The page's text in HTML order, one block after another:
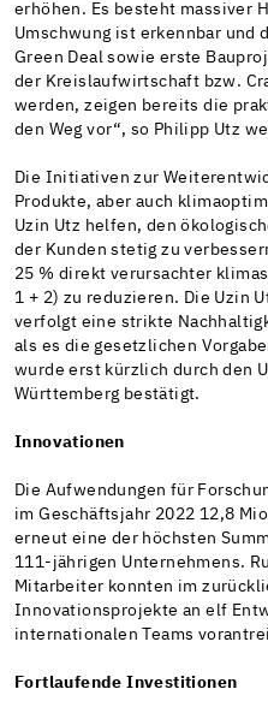
erhöhen. Es besteht massiver
Umschwung ist erkennbar und
Green Deal sowie erste
der Kreislaufwirtschaft bzw.
werden, zeigen bereits die
den Weg vor“, so Philipp Utz
Die Initiativen zur
Produkte, aber auch
Uzin Utz helfen, den
der Kunden stetig zu
25 % direkt verursachter
1 + 2) zu reduzieren. Die Uzin
verfolgt eine strikte
als es die gesetzlichen
wurde erst kürzlich durch den
Württemberg bestätigt.
Innovationen
Die Aufwendungen für
im Geschäftsjahr 2022 12,8
erneut eine der höchsten
111-jährigen Unternehmens.
Mitarbeiter konnten im
Innovationsprojekte an elf
internationalen Teams
Fortlaufende Investitionen